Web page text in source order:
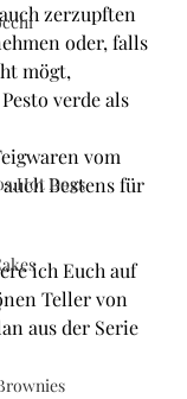
Dogs
zerzupften
oder, falls
mögt,
verde als
vom
Bestens für
ich Euch auf
Teller von
aus der Serie